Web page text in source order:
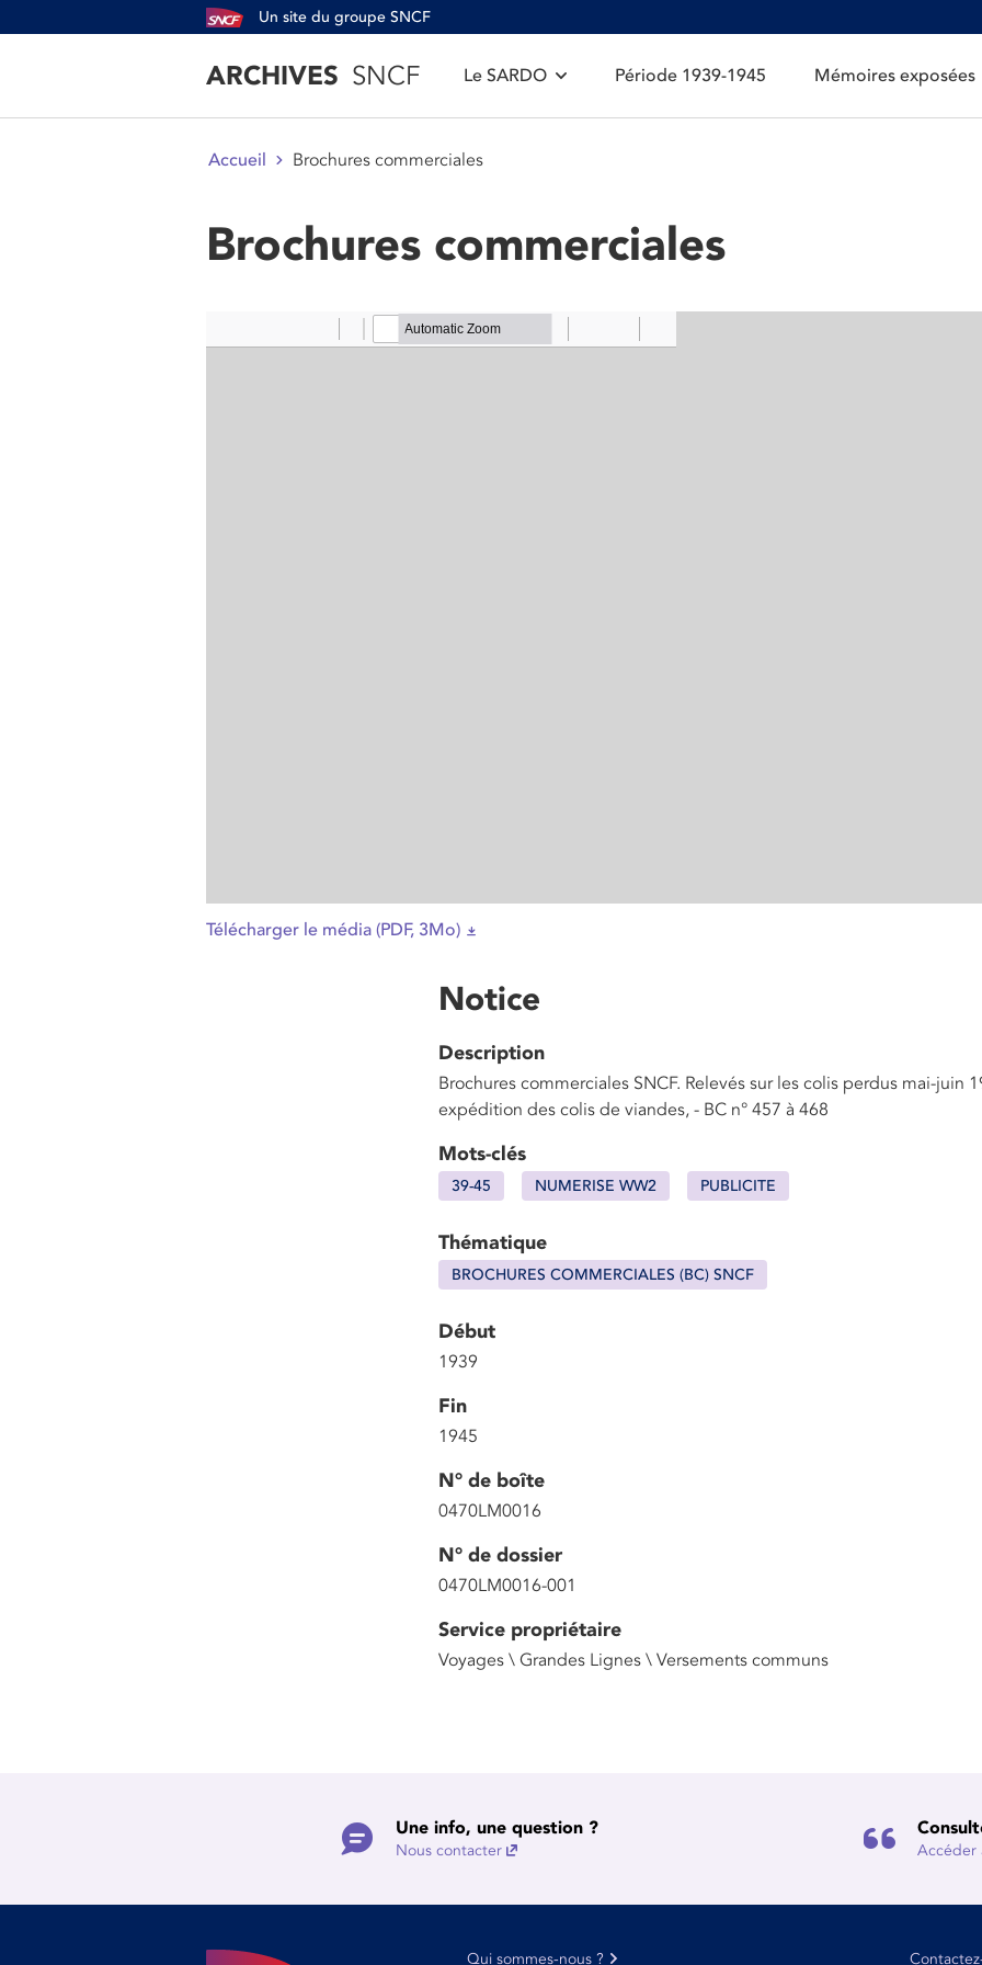
Un site du groupe SNCF
ARCHIVESSNCF Le SARDO Période 1939-1945 Mémoires exposées
Accueil Brochures commerciales
Brochures commerciales
Télécharger le média (PDF, 3Mo)
Notice
Description
Brochures commerciales SNCF. Relevés sur les colis perdus mai-juin
expédition des colis de viandes, - BC n° 457 à 468
Mots-clés
39-45 NUMERISE WW2 PUBLICITE
Thématique
BROCHURES COMMERCIALES (BC) SNCF
Début
1939
Fin
1945
N° de boîte
0470LM0016
N° de dossier
0470LM0016-001
Service propriétaire
Voyages \ Grandes Lignes \ Versements communs
Une info, une question ?
Nous contacter Accéder
Qui sommes-nous ?